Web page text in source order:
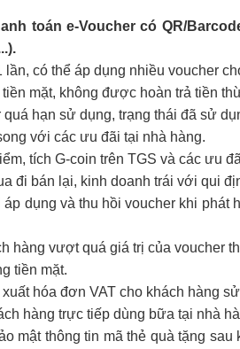
toán e-Voucher có QR/
có thể áp dụng nhiều voucher
mặt, không được hoàn trả tiền
hạn sử dụng, trạng thái đã sử
với các ưu đãi tại nhà hàng.
tích G-coin trên TGS và các ưu
đi bán lại, kinh doanh trái với qui
dụng và thu hồi voucher khi
hàng vượt quá giá trị của voucher
tiền mặt.
hóa đơn VAT cho khách hàng
hàng trực tiếp dùng bữa tại nhà
mật thông tin mã thẻ quà tặng